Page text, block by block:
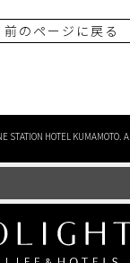
前のページに戻る
STATION HOTEL KUMAMOTO.